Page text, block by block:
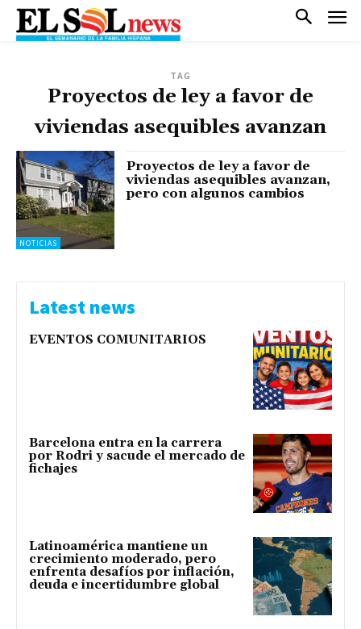
TAG
Proyectos de ley a favor de
viviendas asequibles avanzan
NOTICIAS
Proyectos de ley a favor de
viviendas asequibles avanzan,
pero con algunos cambios
Latest news
EVENTOS COMUNITARIOS
Barcelona entra en la carrera
por Rodri y sacude el mercado de
fichajes
Latinoamérica mantiene un
crecimiento moderado, pero
enfrenta desafíos por inflación,
deuda e incertidumbre global